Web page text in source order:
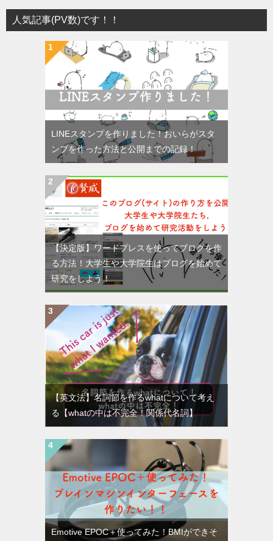
人気記事(PV数)です！！
LINEスタンプを作りました！おいらがスタ
ンプを作った方法と公開までの記録！
【決定版】ワードプレスを使ってブログを作
る方法！大学生や大学院生はブログを始めて
研究をしよう！
【英文法】名詞節を作るwhatについて考え
る【whatの中は不完全！関係代名詞】
Emotive EPOC＋使ってみた！BMIができそ